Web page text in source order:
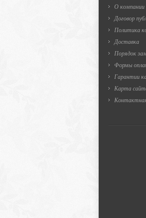
О компании
Договор
Политика
Доставка
Порядок
Формы
Гарантии
Карта